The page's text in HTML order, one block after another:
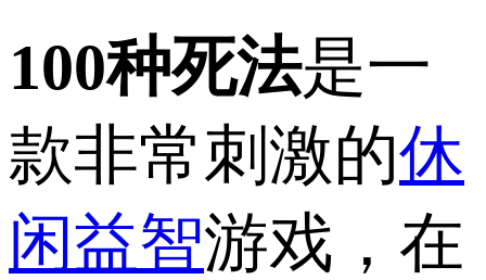
100种死法是一
款非常刺激的休
闲益智游戏，在